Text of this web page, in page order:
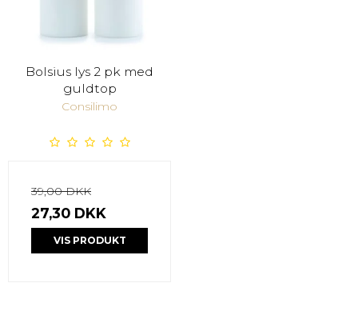
Bolsius lys 2 pk med
guldtop
Consilimo
39,00 DKK
27,30 DKK
VIS PRODUKT